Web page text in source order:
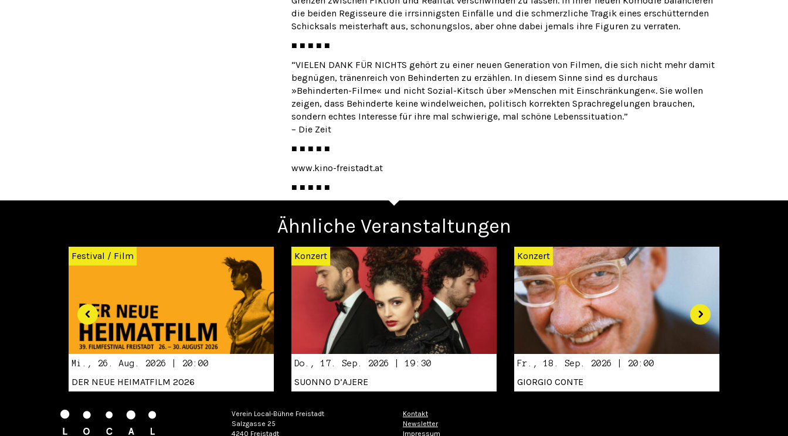
die beiden Regisseure die irrsinnigsten Einfälle und die schmerzliche Tragik eines erschütternden
Schicksals meisterhaft aus, schonungslos, aber ohne dabei jemals ihre Figuren zu verraten.
■ ■ ■ ■ ■
“VIELEN DANK FÜR NICHTS gehört zu einer neuen Generation von Filmen, die sich nicht mehr damit
begnügen, tränenreich von Behinderten zu erzählen. In diesem Sinne sind es durchaus
»Behinderten-Filme« und nicht Sozial-Kitsch über »Menschen mit Einschränkungen«. Sie wollen
zeigen, dass Behinderte keine windelweichen, politisch korrekten Sprachregelungen brauchen,
sondern echtes Interesse für ihre mal schwierige, mal schöne Lebenssituation.”
– Die Zeit
■ ■ ■ ■ ■
www.kino-freistadt.at
■ ■ ■ ■ ■
Ähnliche Veranstaltungen
Festival / Film
Mi., 26. Aug. 2026 | 20:00
DER NEUE HEIMATFILM 2026
Konzert
Do., 17. Sep. 2026 | 19:30
SUONNO D’AJERE
Konzert
Fr., 18. Sep. 2026 | 20:00
GIORGIO CONTE
Verein Local-Bühne Freistadt
Salzgasse 25
4240 Freistadt
Kontakt
Newsletter
Impressum